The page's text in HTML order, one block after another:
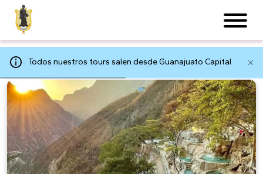
Inicio Tours Grutas de Tolantongo
Todos nuestros tours salen desde Guanajuato Capital